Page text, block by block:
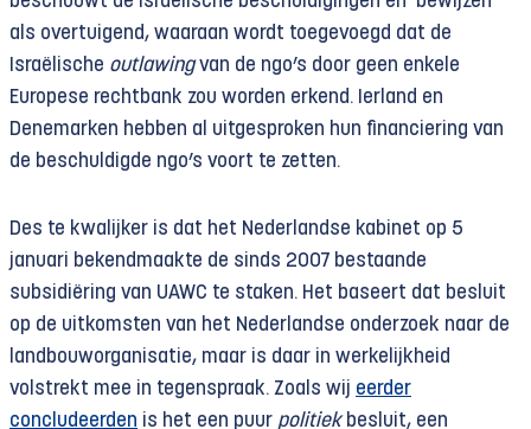
als overtuigend, waaraan wordt toegevoegd dat de
Israëlische outlawingvan de ngo’s door geen enkele
Europese rechtbank zou worden erkend. Ierland en
Denemarken hebben al uitgesproken hun financiering van
de beschuldigde ngo’s voort te zetten.
Des te kwalijker is dat het Nederlandse kabinet op 5
januari bekendmaakte de sinds 2007 bestaande
subsidiëring van UAWC te staken. Het baseert dat besluit
op de uitkomsten van het Nederlandse onderzoek naar de
landbouworganisatie, maar is daar in werkelijkheid
volstrekt mee in tegenspraak. Zoals wij eerder
concludeerden is het een puur politiekbesluit, een